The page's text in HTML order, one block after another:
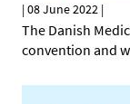
|08 June 2022 |
The Danish
convention and